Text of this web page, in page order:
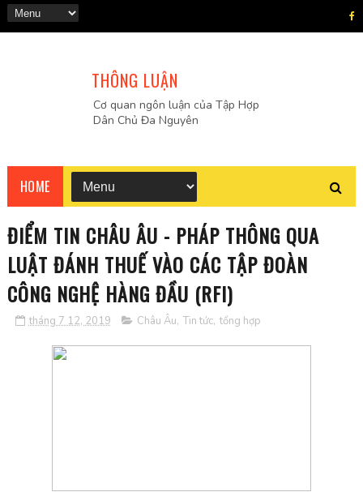
THÔNG LUẬN
Cơ quan ngôn luận của Tập Hợp
Dân Chủ Đa Nguyên
HOME
ĐIỂM TIN CHÂU ÂU - PHÁP THÔNG QUA
LUẬT ĐÁNH THUẾ VÀO CÁC TẬP ĐOÀN
CÔNG NGHỆ HÀNG ĐẦU (RFI)
tháng 7 12, 2019 Châu Âu, Tin tức, tổng hợp